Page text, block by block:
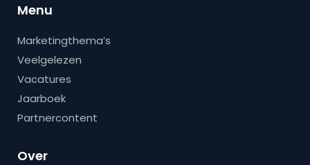
Menu
Marketingthema’s
Veelgelezen
Vacatures
Jaarboek
Partnercontent
Over